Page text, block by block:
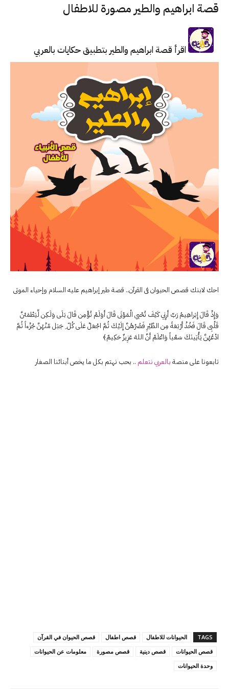
قصة ابراهيم والطير مصورة للاطفال
اقرأ قصة ابراهيم والطير بتطبيق حكايات بالعربي
احك لابنك قصص الحيوان فى القرآن.. قصة طير إبراهيم عليه السلام وإحياء الموتى
وَإِذْ قَالَ إِبَراهِيمُ رَبِّ أَرِنِي كَيْفَ تُحْيي الْمَوْتَى قَالَ أَوَلَمْ تُؤْمِن قَالَ بَلَى وَلَـكِن لِّيَطْمَئنَّ
قَلْبِى قَالَ فَخُذْ أَرْبَعَةً مِن الطَّيْرِ فَصُرْهُنَّ إِلَيْكَ ثُمَّ اجْعَلْ عَلَى كُلّ ِ جَبَل مّنْهُنَّ جُزْءاً ثُمَّ
ادْعُهُنَّ يَأْتِينَكَ سَعْياً وَاعْلَمْ أَنَّ اللهَ عَزِيزٌ حَكِيمٌ﴾
تابعونا على منصة بالعربي نتعلم .. بحب نهتم بكل ما يخص أبنائنا الصغار
TAGS الحيوانات للاطفال قصص اطفال
قصص الحيوان في القرآن
قصص الحيوانات
قصص دينية قصص مصورة
معلومات عن الحيوانات
وحدة الحيوانات